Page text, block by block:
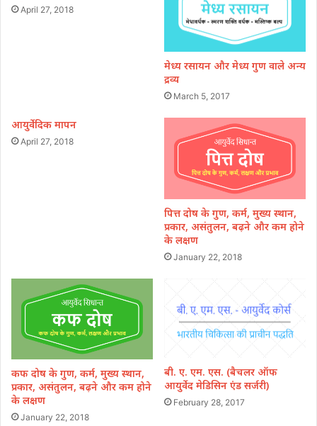
April 27, 2018
मेध्य रसायन और मेध्य गुण वाले अन्य
द्रव्य
March 5, 2017
आयुर्वेदिक मापन
April 27, 2018
पित्त दोष के गुण, कर्म, मुख्य स्थान,
प्रकार, असंतुलन, बढ़ने और कम होने
के लक्षण
January 22, 2018
कफ दोष के गुण, कर्म, मुख्य स्थान,
प्रकार, असंतुलन, बढ़ने और कम होने
के लक्षण
January 22, 2018
बी. ए. एम. एस. (बैचलर ऑफ
आयुर्वेद मेडिसिन एंड सर्जरी)
February 28, 2017